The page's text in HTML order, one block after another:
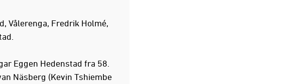
Vålerenga, Fredrik Holmé,
Eggen Hedenstad fra 58.
Näsberg (Kevin Tshiembe